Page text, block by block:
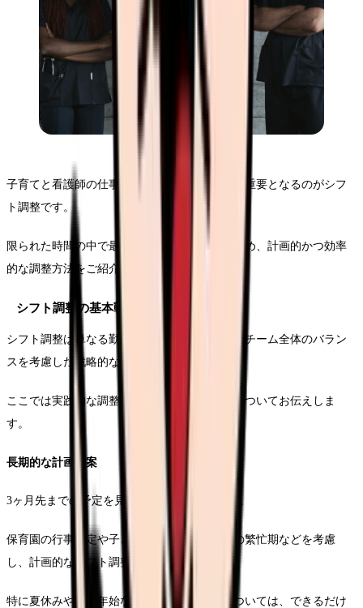
子育てと看護師の仕事を両立させる上で、最も重要となるのがシフ
ト調整です。
限られた時間の中で最大限の効果を発揮するため、計画的かつ効率
的な調整方法をご紹介します。
シフト調整の基本戦略
シフト調整は単なる勤務時間の調整ではなく、チーム全体のバラン
スを考慮した戦略的なアプローチが必要です。
ここでは実践的な調整方法と具体的な進め方についてお伝えしま
す。
長期的な計画立案
3ヶ月先までの予定を見据えた計画が重要です。
保育園の行事予定や子どもの学校行事、季節の繁忙期などを考慮
し、計画的なシフト調整を行います。
特に夏休みや年末年始などの長期休暇期間については、できるだけ